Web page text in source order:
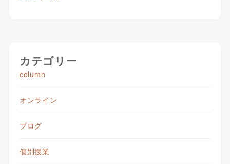
カテゴリー
column
オンライン
ブログ
個別授業